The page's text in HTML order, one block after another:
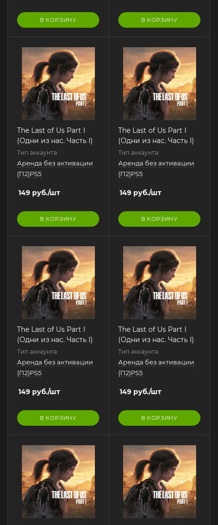
В КОРЗИНУ В КОРЗИНУ
The Last of Us Part I
(Одни из нас. Часть I)
Тип аккаунта:
Аренда без активации
(П2)PS5
149 руб./шт
В КОРЗИНУ
The Last of Us Part I
(Одни из нас. Часть I)
Тип аккаунта:
Аренда без активации
(П2)PS5
149 руб./шт
В КОРЗИНУ
The Last of Us Part I
(Одни из нас. Часть I)
Тип аккаунта:
Аренда без активации
(П2)PS5
149 руб./шт
В КОРЗИНУ
The Last of Us Part I
(Одни из нас. Часть I)
Тип аккаунта:
Аренда без активации
(П2)PS5
149 руб./шт
В КОРЗИНУ